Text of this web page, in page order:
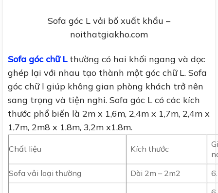
Sofa góc L vải bố xuất khẩu –
noithatgiakho.com
Sofa góc chữ Lthường có hai khối ngang và dọc
ghép lại với nhau tạo thành một góc chữ L. Sofa
góc chữ l giúp không gian phòng khách trở nên
sang trọng và tiện nghi. Sofa góc L có các kích
thước phổ biến là 2m x 1,6m, 2,4m x 1,7m, 2,4m x
1,7m, 2m8 x 1,8m, 3,2m x1,8m.
Chất liệu Kích thước
Sofa vải loại thường
Dài 2m – 2m2